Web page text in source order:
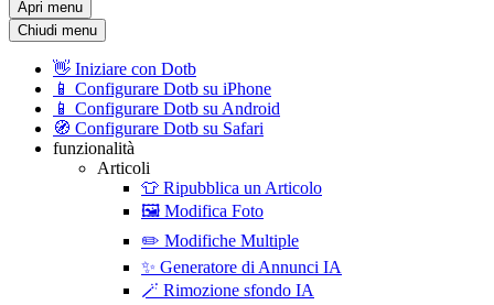
Apri menu
Chiudi menu
👋 Iniziare con Dotb
📱 Configurare Dotb su iPhone
📱 Configurare Dotb su Android
🧭 Configurare Dotb su Safari
funzionalità
Articoli
👕 Ripubblica un Articolo
🖼️ Modifica Foto
✏️ Modifiche Multiple
✨ Generatore di Annunci IA
🪄 Rimozione sfondo IA